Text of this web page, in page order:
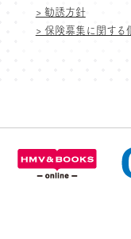
> 勧誘方針
> 保険募集に関する